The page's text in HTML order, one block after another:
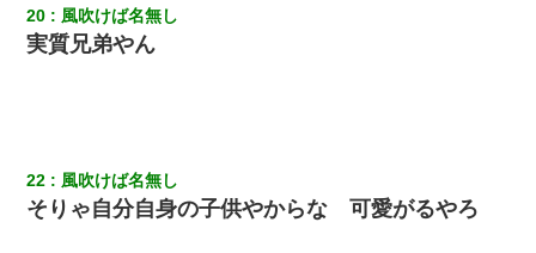
う。会社「仕事がハードだし田舎で娯楽も少ないからキツイの
か…」→ 実際は違った
元旦那から復縁要請。息子「最新型のiPhoneも買えない貧乏は嫌
だ、再婚して」私「なら父親と暮らせ」息子「やった＾＾」私
（もう手遅れだったんだな…）
20 風吹けば名無し
実質兄弟やん
22 風吹けば名無し
そりゃ自分自身の子供やからな 可愛がるやろ